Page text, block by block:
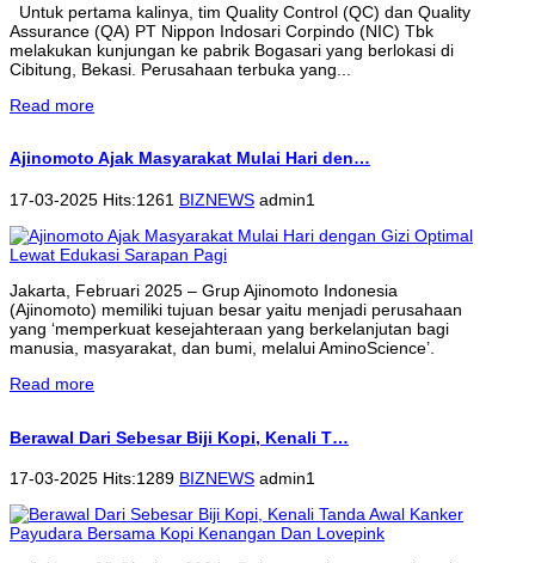
Untuk pertama kalinya, tim Quality Control (QC) dan Quality
Assurance (QA) PT Nippon Indosari Corpindo (NIC) Tbk
melakukan kunjungan ke pabrik Bogasari yang berlokasi di
Cibitung, Bekasi. Perusahaan terbuka yang...
Read more
Ajinomoto Ajak Masyarakat Mulai Hari den…
17-03-2025 Hits:1261 BIZNEWS admin1
Jakarta, Februari 2025 – Grup Ajinomoto Indonesia
(Ajinomoto) memiliki tujuan besar yaitu menjadi perusahaan
yang ‘memperkuat kesejahteraan yang berkelanjutan bagi
manusia, masyarakat, dan bumi, melalui AminoScience’.
Read more
Berawal Dari Sebesar Biji Kopi, Kenali T…
17-03-2025 Hits:1289 BIZNEWS admin1